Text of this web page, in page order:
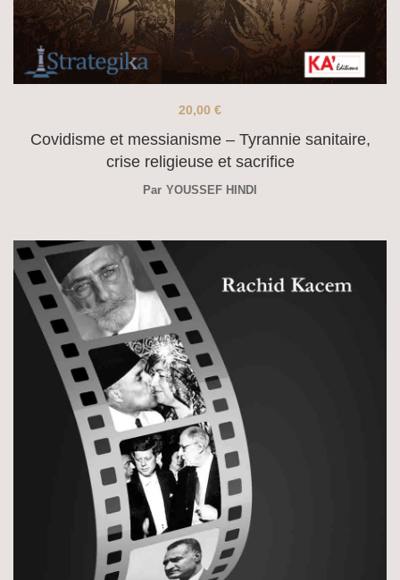
Covidisme et messianisme – Tyrannie sanitaire,
crise religieuse et sacrifice
20,00 €
Par YOUSSEF HINDI